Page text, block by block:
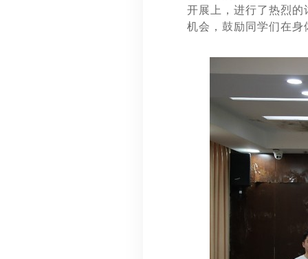
开展上，进行了热烈
机会，鼓励同学们在